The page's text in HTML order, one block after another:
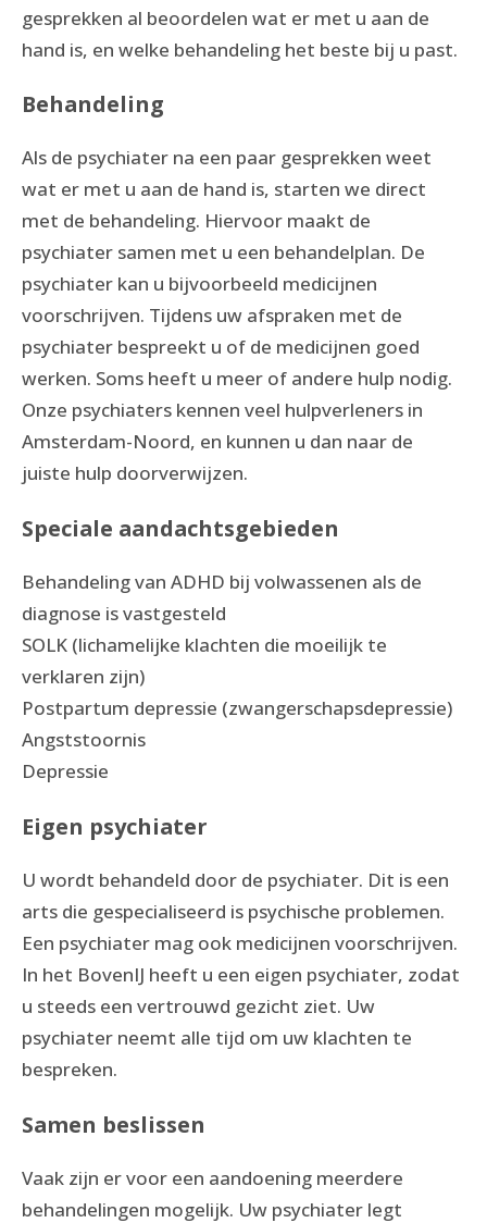
gesprekken al beoordelen wat er met u aan de
hand is, en welke behandeling het beste bij u past.
Behandeling
Als de psychiater na een paar gesprekken weet
wat er met u aan de hand is, starten we direct
met de behandeling. Hiervoor maakt de
psychiater samen met u een behandelplan. De
psychiater kan u bijvoorbeeld medicijnen
voorschrijven. Tijdens uw afspraken met de
psychiater bespreekt u of de medicijnen goed
werken. Soms heeft u meer of andere hulp nodig.
Onze psychiaters kennen veel hulpverleners in
Amsterdam-Noord, en kunnen u dan naar de
juiste hulp doorverwijzen.
Speciale aandachtsgebieden
Behandeling van ADHD bij volwassenen als de
diagnose is vastgesteld
SOLK (lichamelijke klachten die moeilijk te
verklaren zijn)
Postpartum depressie (zwangerschapsdepressie)
Angststoornis
Depressie
Eigen psychiater
U wordt behandeld door de psychiater. Dit is een
arts die gespecialiseerd is psychische problemen.
Een psychiater mag ook medicijnen voorschrijven.
In het BovenIJ heeft u een eigen psychiater, zodat
u steeds een vertrouwd gezicht ziet. Uw
psychiater neemt alle tijd om uw klachten te
bespreken.
Samen beslissen
Vaak zijn er voor een aandoening meerdere
behandelingen mogelijk. Uw psychiater legt